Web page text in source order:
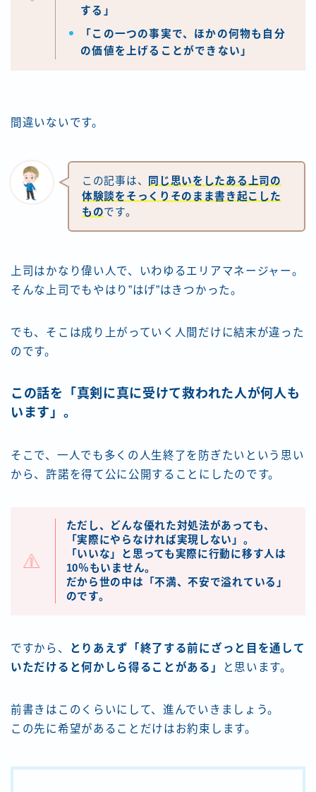
する」
「この一つの事実で、ほかの何物も自分
の価値を上げることができない」
間違いないです。
この記事は、
同じ思いをしたある上司の
体験談をそっくりそのまま書き起こした
ものです。
上司はかなり偉い人で、いわゆるエリアマネージャー。
そんな上司でもやはり”はげ”はきつかった。
でも、そこは成り上がっていく人間だけに結末が違った
のです。
この話を「真剣に真に受けて救われた人が何人も
います」。
そこで、一人でも多くの人生終了を防ぎたいという思い
から、許諾を得て公に公開することにしたのです。
ただし、どんな優れた対処法があっても、
「実際にやらなければ実現しない」。
「いいな」と思っても実際に行動に移す人は
10％もいません。
だから世の中は「不満、不安で溢れている」
のです。
ですから、
とりあえず「終了する前にざっと目を通して
いただけると何かしら得ることがある」
と思います。
前書きはこのくらいにして、進んでいきましょう。
この先に希望があることだけはお約束します。